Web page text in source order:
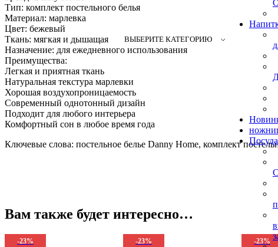
ВЫБЕРИТЕ КАТЕГОРИЮ
Посуда
Тип: комплект постельного белья
Материал: марлевка
Цвет: бежевый
Ткань: мягкая и дышащая
Назначение: для ежедневного использования
Преимущества:
Легкая и приятная ткань
Натуральная текстура марлевки
Хорошая воздухопроницаемость
Современный однотонный дизайн
Подходит для любого интерьера
Комфортный сон в любое время года
Ключевые слова: постельное белье Danny Home, комплект
Вам также будет интересно…
-23%
-23%
-23%